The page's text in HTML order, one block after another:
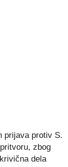
prijava protiv S.
zbog
dela